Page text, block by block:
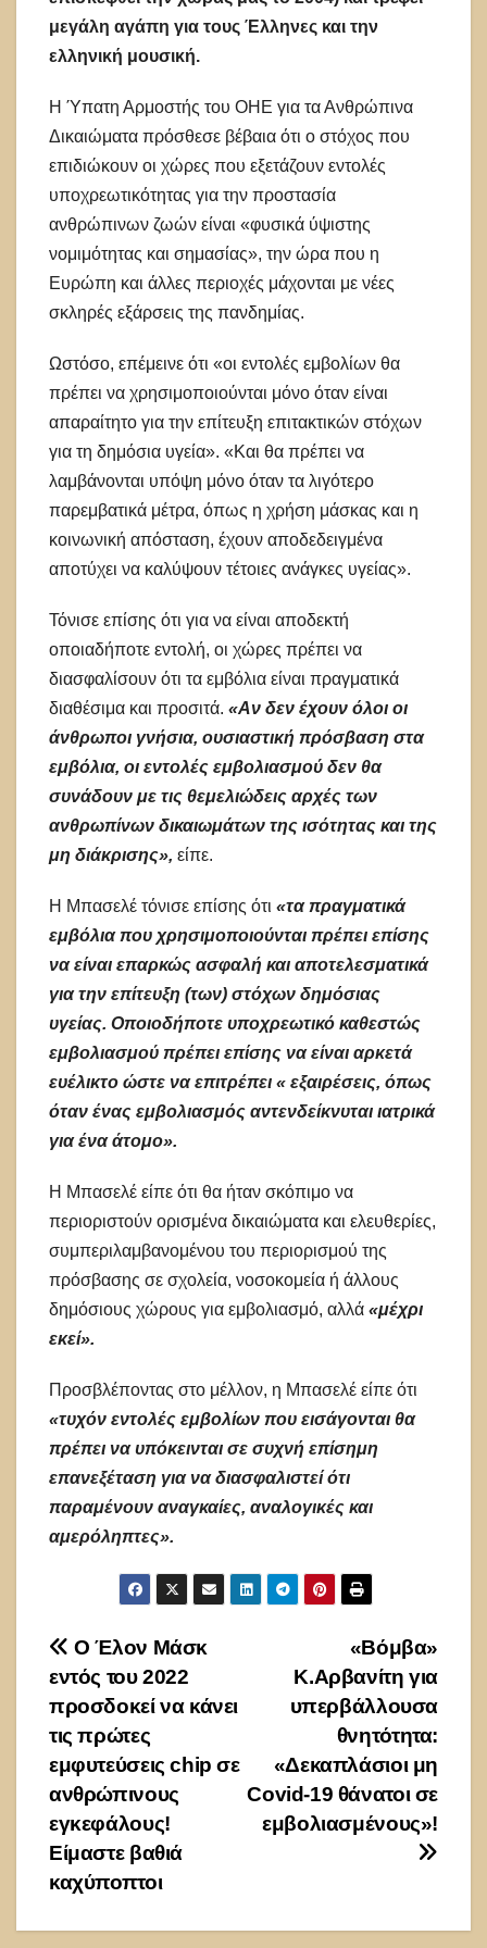
μεγάλη αγάπη για τους Έλληνες και την
ελληνική μουσική.
Η Ύπατη Αρμοστής του ΟΗΕ για τα Ανθρώπινα
Δικαιώματα πρόσθεσε βέβαια ότι ο στόχος που
επιδιώκουν οι χώρες που εξετάζουν εντολές
υποχρεωτικότητας για την προστασία
ανθρώπινων ζωών είναι «φυσικά ύψιστης
νομιμότητας και σημασίας», την ώρα που η
Ευρώπη και άλλες περιοχές μάχονται με νέες
σκληρές εξάρσεις της πανδημίας.
Ωστόσο, επέμεινε ότι «οι εντολές εμβολίων θα
πρέπει να χρησιμοποιούνται μόνο όταν είναι
απαραίτητο για την επίτευξη επιτακτικών στόχων
για τη δημόσια υγεία». «Και θα πρέπει να
λαμβάνονται υπόψη μόνο όταν τα λιγότερο
παρεμβατικά μέτρα, όπως η χρήση μάσκας και η
κοινωνική απόσταση, έχουν αποδεδειγμένα
αποτύχει να καλύψουν τέτοιες ανάγκες υγείας».
Τόνισε επίσης ότι για να είναι αποδεκτή
οποιαδήποτε εντολή, οι χώρες πρέπει να
διασφαλίσουν ότι τα εμβόλια είναι πραγματικά
διαθέσιμα και προσιτά. «Αν δεν έχουν όλοι οι
άνθρωποι γνήσια, ουσιαστική πρόσβαση στα
εμβόλια, οι εντολές εμβολιασμού δεν θα
συνάδουν με τις θεμελιώδεις αρχές των
ανθρωπίνων δικαιωμάτων της ισότητας και της
μη διάκρισης», είπε.
Η Μπασελέ τόνισε επίσης ότι «τα πραγματικά
εμβόλια που χρησιμοποιούνται πρέπει επίσης
να είναι επαρκώς ασφαλή και αποτελεσματικά
για την επίτευξη (των) στόχων δημόσιας
υγείας. Οποιοδήποτε υποχρεωτικό καθεστώς
εμβολιασμού πρέπει επίσης να είναι αρκετά
ευέλικτο ώστε να επιτρέπει « εξαιρέσεις, όπως
όταν ένας εμβολιασμός αντενδείκνυται ιατρικά
για ένα άτομο».
Η Μπασελέ είπε ότι θα ήταν σκόπιμο να
περιοριστούν ορισμένα δικαιώματα και ελευθερίες,
συμπεριλαμβανομένου του περιορισμού της
πρόσβασης σε σχολεία, νοσοκομεία ή άλλους
δημόσιους χώρους για εμβολιασμό, αλλά «μέχρι
εκεί».
Προσβλέποντας στο μέλλον, η Μπασελέ είπε ότι
«τυχόν εντολές εμβολίων που εισάγονται θα
πρέπει να υπόκεινται σε συχνή επίσημη
επανεξέταση για να διασφαλιστεί ότι
παραμένουν αναγκαίες, αναλογικές και
αμερόληπτες».
Πλοήγηση
άρθρων
«Βόμβα»
Κ.Αρβανίτη για
υπερβάλλουσα
θνητότητα:
«Δεκαπλάσιοι μη
Covid-19 θάνατοι σε
εμβολιασμένους»!
Ο Έλον Μάσκ
εντός του 2022
προσδοκεί να κάνει
τις πρώτες
εμφυτεύσεις chip σε
ανθρώπινους
εγκεφάλους!
Είμαστε βαθιά
καχύποπτοι